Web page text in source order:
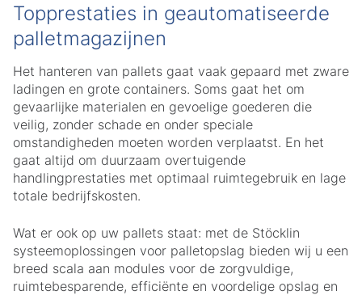
Topprestaties in geautomatiseerde
palletmagazijnen
Het hanteren van pallets gaat vaak gepaard met zware
ladingen en grote containers. Soms gaat het om
gevaarlijke materialen en gevoelige goederen die
veilig, zonder schade en onder speciale
omstandigheden moeten worden verplaatst. En het
gaat altijd om duurzaam overtuigende
handlingprestaties met optimaal ruimtegebruik en lage
totale bedrijfskosten.
Wat er ook op uw pallets staat: met de Stöcklin
systeemoplossingen voor palletopslag bieden wij u een
breed scala aan modules voor de zorgvuldige,
ruimtebesparende, efficiënte en voordelige opslag en